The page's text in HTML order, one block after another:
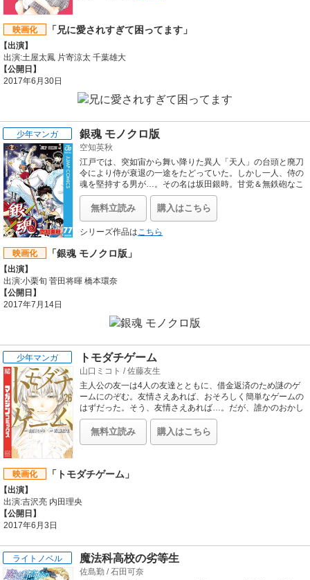
映画化 「兄に愛されすぎて困ってます」
【出演】
出演:土屋太鳳 片寄涼太 千葉雄大
【公開日】
2017年6月30日
少年マンガ 銀魂 モノクロ版
空知英秋
江戸では、突如宙から舞い降りた異人「天人」の台頭と廃刀
令により侍が衰退の一途をたどっていた。しかし一人、侍の
魂を堅持する男が…。その名は坂田銀時。甘党＆無鉄砲なこ
の男が、腐った江戸を一刀両断…するかも!?
無料立読み 購入はこちら
シリーズ作品はこちら
映画化 「銀魂 モノクロ版」
【出演】
出演:小栗旬 菅田将暉 橋本環奈
【公開日】
2017年7月14日
少年マンガ トモダチゲーム
山口ミコト /佐藤友生
主人公の友一は4人の友達とともに、借金返済のため謎のゲ
ームにのぞむ。友情さえあれば、おそろしく簡単なゲームの
はずだった。そう、友情さえあれば…。だが、誰かのおかし
た裏切りが疑心を生み、ゲームは息づまる心理戦となる!!
無料立読み 購入はこちら
映画化 「トモダチゲーム」
【出演】
出演:吉沢亮 内田理央
【公開日】
2017年6月3日
ライトノベル 魔法科高校の劣等生
佐島勤 /石田可奈